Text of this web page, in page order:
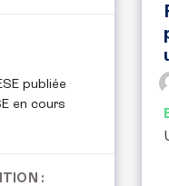
publiée
en cours
: